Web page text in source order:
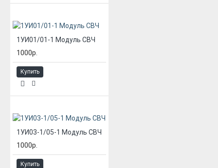
1УИ01/01-1 Модуль СВЧ
1000р.
Купить
1УИ03-1/05-1 Модуль СВЧ
1000р.
Купить